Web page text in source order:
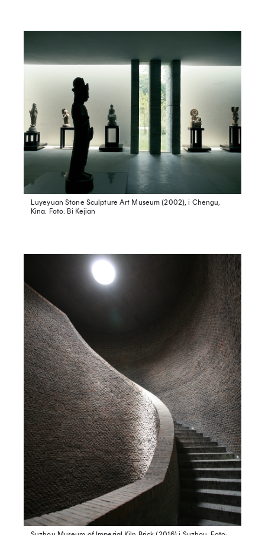
Luyeyuan Stone Sculpture Art Museum (2002), i Chengu,
Kina. Foto: Bi Kejian